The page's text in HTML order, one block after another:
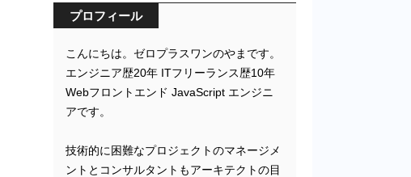
プロフィール
こんにちは。ゼロプラスワンのやまです。
エンジニア歴20年 ITフリーランス歴10年
Webフロントエンド JavaScript エンジニ
アです。
技術的に困難なプロジェクトのマネージメ
ントとコンサルタントもアーキテクトの目